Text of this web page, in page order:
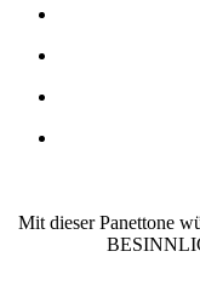
Mit dieser Panettone